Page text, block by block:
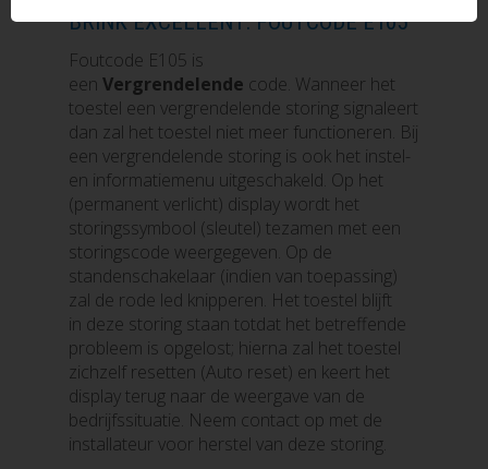
BRINK EXCELLENT: FOUTCODE E105
Foutcode E105 is
een Vergrendelende code. Wanneer het
toestel een vergrendelende storing signaleert
dan zal het toestel niet meer functioneren. Bij
een vergrendelende storing is ook het instel-
en informatiemenu uitgeschakeld. Op het
(permanent verlicht) display wordt het
storingssymbool (sleutel) tezamen met een
storingscode weergegeven. Op de
standenschakelaar (indien van toepassing)
zal de rode led knipperen. Het toestel blijft
in deze storing staan totdat het betreffende
probleem is opgelost; hierna zal het toestel
zichzelf resetten (Auto reset) en keert het
display terug naar de weergave van de
bedrijfssituatie. Neem contact op met de
installateur voor herstel van deze storing.